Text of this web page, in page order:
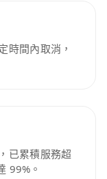
時間內取消，
已累積服務超
99%。